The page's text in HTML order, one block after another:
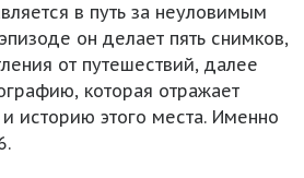
в путь за неуловимым
он делает пять снимков,
от путешествий, далее
которая отражает
историю этого места. Именно